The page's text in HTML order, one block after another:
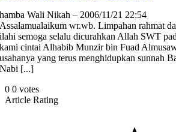
hamba Wali Nikah – 2006/11/21 22:54
Assalamualaikum wr.wb. Limpahan rahmat
ilahi semoga selalu dicurahkan Allah SWT
kami cintai Alhabib Munzir bin Fuad
usahanya yang terus menghidupkan sunnah
Nabi [...]
0 0 votes
Article Rating